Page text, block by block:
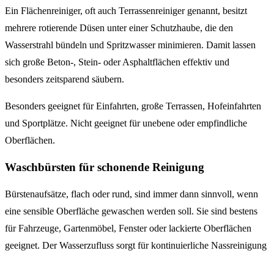
Ein Flächenreiniger, oft auch Terrassenreiniger genannt, besitzt
mehrere rotierende Düsen unter einer Schutzhaube, die den
Wasserstrahl bündeln und Spritzwasser minimieren. Damit lassen
sich große Beton-, Stein- oder Asphaltflächen effektiv und
besonders zeitsparend säubern.
Besonders geeignet für Einfahrten, große Terrassen, Hofeinfahrten
und Sportplätze. Nicht geeignet für unebene oder empfindliche
Oberflächen.
Waschbürsten für schonende Reinigung
Bürstenaufsätze, flach oder rund, sind immer dann sinnvoll, wenn
eine sensible Oberfläche gewaschen werden soll. Sie sind bestens
für Fahrzeuge, Gartenmöbel, Fenster oder lackierte Oberflächen
geeignet. Der Wasserzufluss sorgt für kontinuierliche Nassreinigung